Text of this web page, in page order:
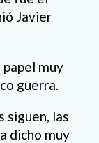
Javier
muy
guerra.
siguen, las
dicho muy